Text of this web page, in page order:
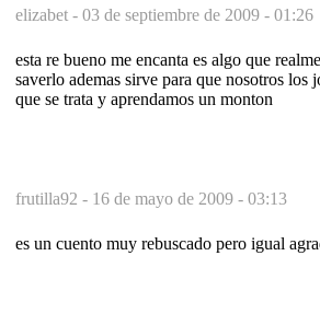
elizabet - 03 de septiembre de 2009 - 01:26
esta re bueno me encanta es algo que
saverlo ademas sirve para que nosotros los
que se trata y aprendamos un monton
frutilla92 - 16 de mayo de 2009 - 03:13
es un cuento muy rebuscado pero igual